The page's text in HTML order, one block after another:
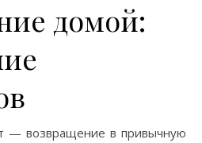
домой:
— возвращение в привычную